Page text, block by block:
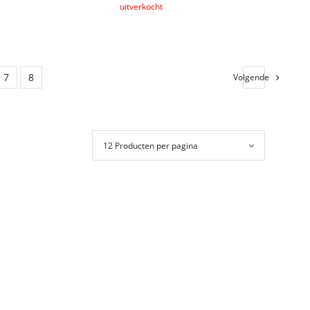
7 8 Volgende